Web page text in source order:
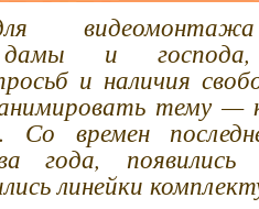
дамы и
и наличия
тему —
времен
года, появились
линейки